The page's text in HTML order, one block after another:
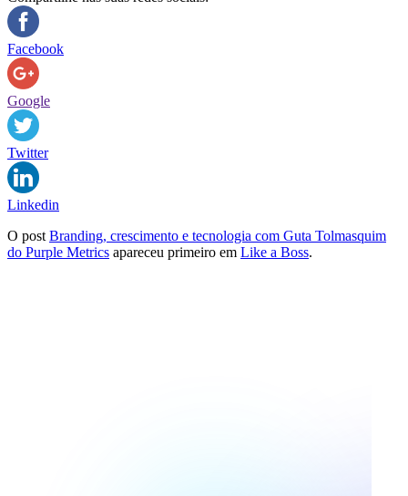
Facebook
Google
Twitter
Linkedin
O post Branding, crescimento e tecnologia com Guta Tolmasquim
do Purple Metrics apareceu primeiro em Like a Boss.